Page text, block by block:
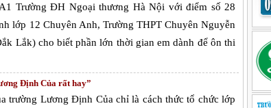
Trường ĐH Ngoại thương Hà Nội với điểm số 28
lớp 12 Chuyên Anh, Trường THPT Chuyên Nguyễn
Lắk) cho biết phần lớn thời gian em dành để ôn thi
Định Của rất hay”
trường Lương Định Của chỉ là cách thức tổ chức lớp